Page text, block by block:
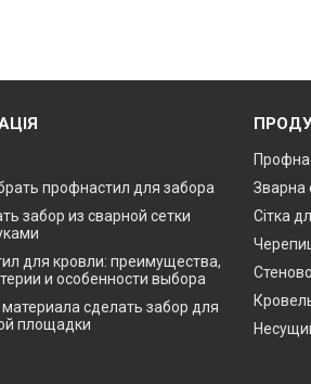
профнастил для забора
забор из сварной сетки
для кровли: преимущества,
и особенности выбора
материала сделать забор для
площадки
Зварна
Сітка